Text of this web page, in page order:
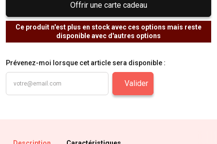
Offrir une carte cadeau
Ce produit n'est plus en stock avec ces options mais reste
disponible avec d'autres options
Prévenez-moi lorsque cet article sera disponible :
Valider